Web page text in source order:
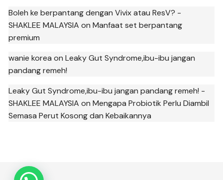
Boleh ke berpantang dengan Vivix atau ResV? -
SHAKLEE MALAYSIA onManfaat set berpantang
premium
wanie korea onLeaky Gut Syndrome,ibu-ibu jangan
pandang remeh!
Leaky Gut Syndrome,ibu-ibu jangan pandang remeh! -
SHAKLEE MALAYSIA onMengapa Probiotik Perlu Diambil
Semasa Perut Kosong dan Kebaikannya